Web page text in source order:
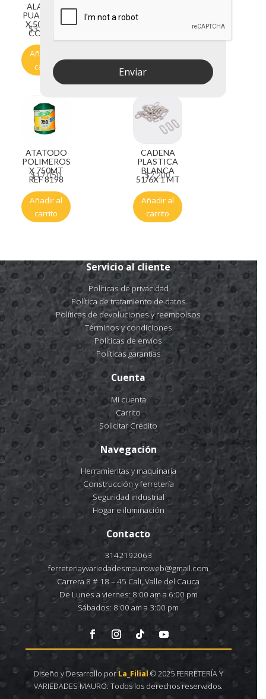
ALAMBRE
PUAS C 14.5
X 500 MTS
CORSAN
$316.900
Añadir al
carrito
POLIMEROS
ATATODO
POLIMEROS
X 750MT
REF 8198
$17.050
Añadir al
carrito
CADENA
PLASTICA
BLANCA
51/6X 1 MT
$2.200
Añadir al
carrito
Servicio al cliente
Políticas de privacidad
Política de tratamiento de datos
Políticas de devoluciones y reembolsos
Términos y condiciones
Políticas de envíos
Políticas garantías
Cuenta
Mi cuenta
Carrito
Solicitar Crédito
Navegación
Herramientas y maquinaría
Construcción y ferretería
Seguridad industrial
Hogar e iluminación
Contacto
3142192063
ferreteriayvariedadesmauroweb@gmail.com
Carrera 8 # 18 – 45 Cali, Valle del Cauca
De Lunes a viernes: 8:00 am a 6:00 pm
Sábados: 8:00 am a 3:00 pm
Diseño y Desarrollo porLa_Filial © 2025 FERRETERÍA Y
VARIEDADES MAURO. Todos los derechos reservados.
Enviar